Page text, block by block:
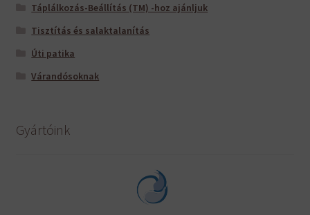
Táplálkozás-Beállítás (TM) -hoz ajánljuk
Tisztítás és salaktalanítás
Úti patika
Várandósoknak
Gyártóink